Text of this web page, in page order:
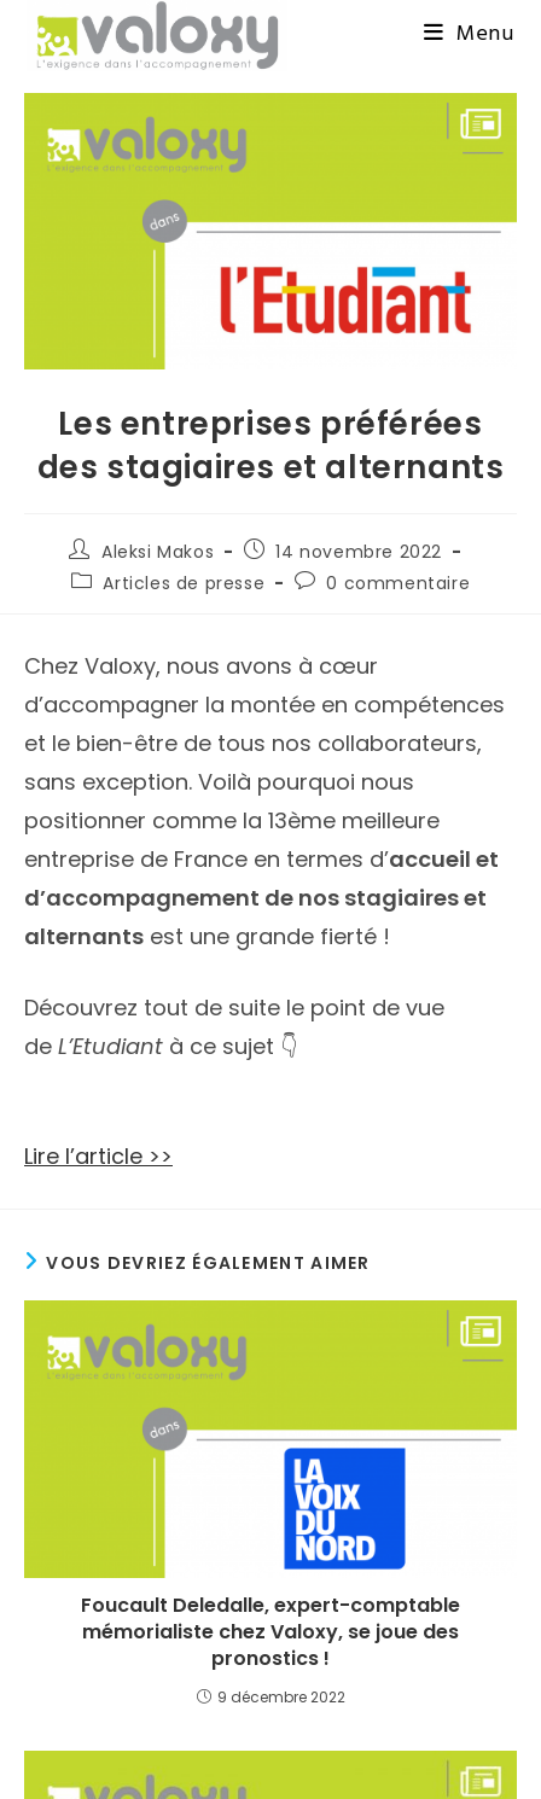
Menu
Les entreprises préférées
des stagiaires et alternants
Aleksi Makos
14 novembre 2022
Articles de presse
0 commentaire
Chez Valoxy, nous avons à cœur
d’accompagner la montée en compétences
et le bien-être de tous nos collaborateurs,
sans exception. Voilà pourquoi nous
positionner comme la 13ème meilleure
entreprise de France en termes d’accueil et
d’accompagnement de nos stagiaires et
alternants est une grande fierté !
Découvrez tout de suite le point de vue
de L’Etudiant à ce sujet 👇
Lire l’article >>
VOUS DEVRIEZ ÉGALEMENT AIMER
Foucault Deledalle, expert-comptable
mémorialiste chez Valoxy, se joue des
pronostics !
9 décembre 2022